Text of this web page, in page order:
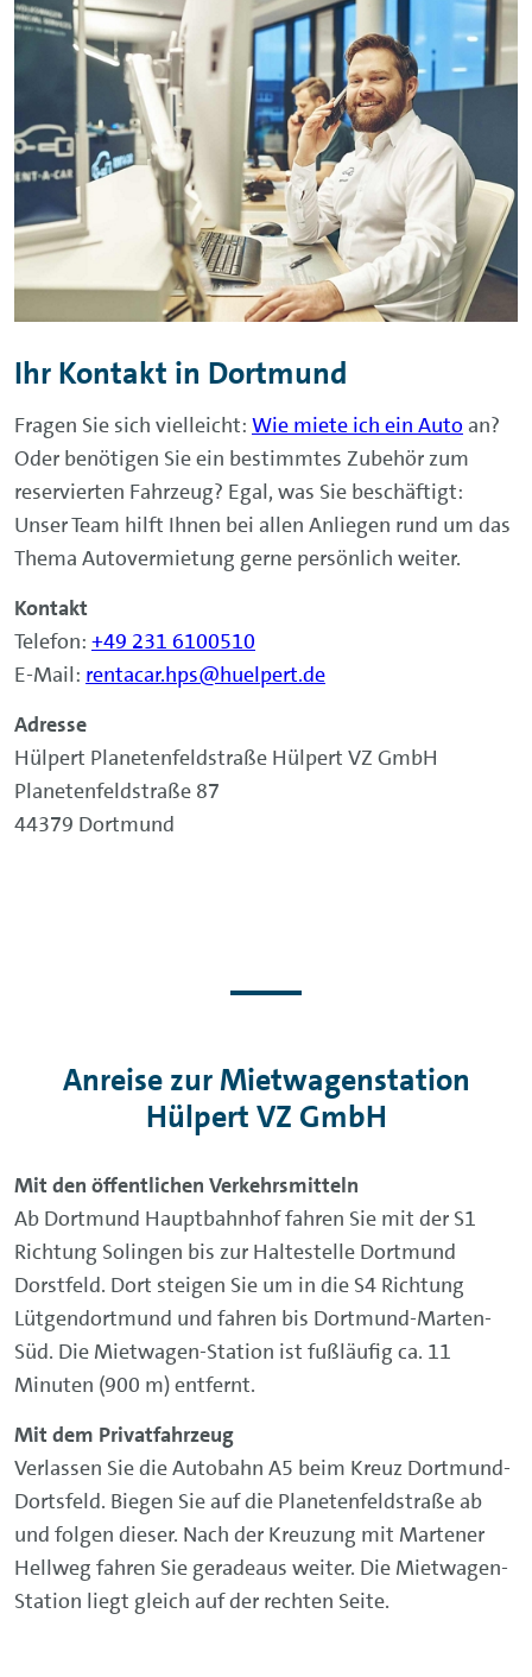
Ihr Kontakt in Dortmund
Fragen Sie sich vielleicht: Wie miete ich ein Auto an?
Oder benötigen Sie ein bestimmtes Zubehör zum
reservierten Fahrzeug? Egal, was Sie beschäftigt:
Unser Team hilft Ihnen bei allen Anliegen rund um das
Thema Autovermietung gerne persönlich weiter.
Kontakt
Telefon: +49 231 6100510
E-Mail: rentacar.hps@huelpert.de
Adresse
Hülpert Planetenfeldstraße Hülpert VZ GmbH
Planetenfeldstraße 87
44379 Dortmund
Anreise zur Mietwagenstation
Hülpert VZ GmbH
Mit den öffentlichen Verkehrsmitteln
Ab Dortmund Hauptbahnhof fahren Sie mit der S1
Richtung Solingen bis zur Haltestelle Dortmund
Dorstfeld. Dort steigen Sie um in die S4 Richtung
Lütgendortmund und fahren bis Dortmund-Marten-
Süd. Die Mietwagen-Station ist fußläufig ca. 11
Minuten (900 m) entfernt.
Mit dem Privatfahrzeug
Verlassen Sie die Autobahn A5 beim Kreuz Dortmund-
Dortsfeld. Biegen Sie auf die Planetenfeldstraße ab
und folgen dieser. Nach der Kreuzung mit Martener
Hellweg fahren Sie geradeaus weiter. Die Mietwagen-
Station liegt gleich auf der rechten Seite.